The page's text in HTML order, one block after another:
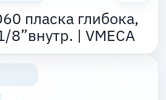
пласка глибока,
8”внутр. | VMECA